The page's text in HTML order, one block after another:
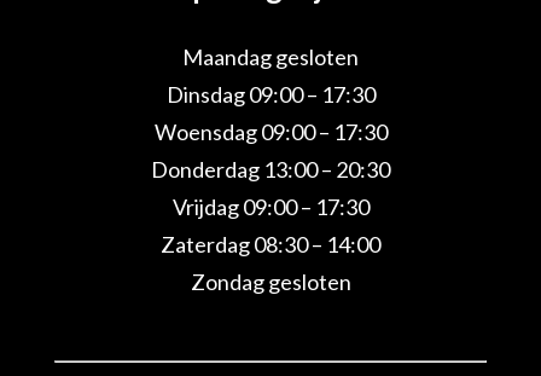
Maandag gesloten
Dinsdag 09:00 – 17:30
Woensdag 09:00 – 17:30
Donderdag 13:00 – 20:30
Vrijdag 09:00 – 17:30
Zaterdag 08:30 – 14:00
Zondag gesloten